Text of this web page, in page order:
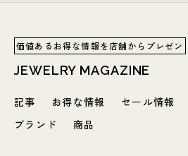
価値あるお得な情報を店舗からプレゼン
JEWELRY MAGAZINE
記事 お得な情報 セール情報
ブランド
商品